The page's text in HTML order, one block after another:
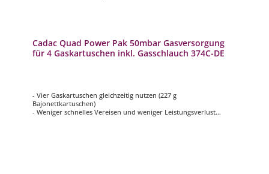
Cadac Quad Power Pak 50mbar Gasversorgung
für 4 Gaskartuschen inkl. Gasschlauch 374C-DE
- Vier Gaskartuschen gleichzeitig nutzen (227 g
Bajonettkartuschen)
- Weniger schnelles Vereisen und weniger Leistungsverlust